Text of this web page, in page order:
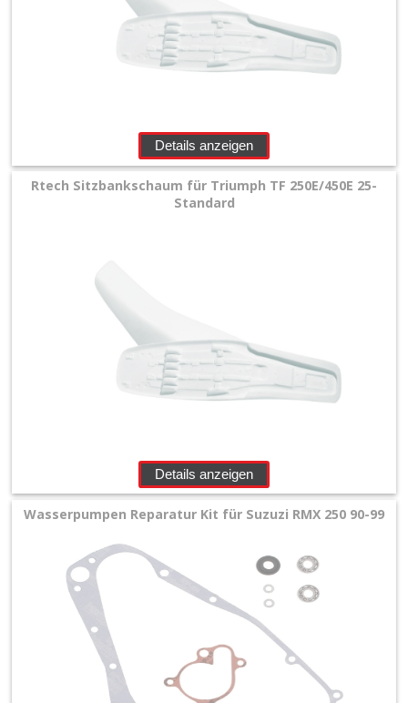
Details anzeigen
Rtech Sitzbankschaum für Triumph TF 250E/450E 25-
Standard
Details anzeigen
Wasserpumpen Reparatur Kit für Suzuzi RMX 250 90-99